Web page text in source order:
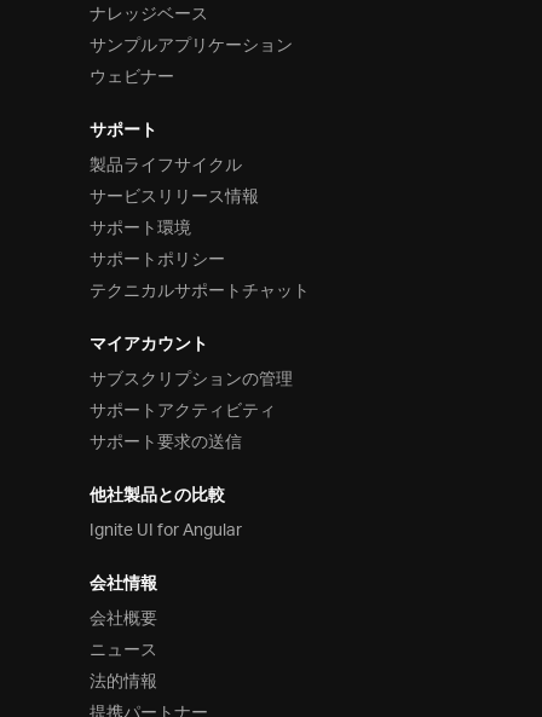
ナレッジベース
サンプルアプリケーション
ウェビナー
サポート
製品ライフサイクル
サービスリリース情報
サポート環境
サポートポリシー
テクニカルサポートチャット
マイアカウント
サブスクリプションの管理
サポートアクティビティ
サポート要求の送信
他社製品との比較
Ignite UI for Angular
会社情報
会社概要
ニュース
法的情報